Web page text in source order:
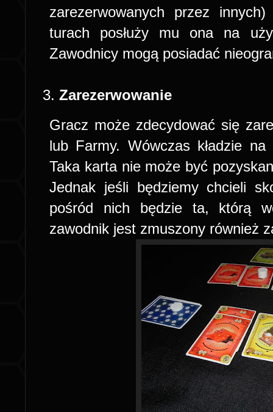
zarezerwowanych przez
turach posłuży mu ona na
Zawodnicy mogą posiadać
Zarezerwowanie
Gracz może zdecydować się
lub Farmy. Wówczas kładzie
Taka karta nie może być
Jednak jeśli będziemy chcieli
pośród nich będzie ta, którą
zawodnik jest zmuszony również